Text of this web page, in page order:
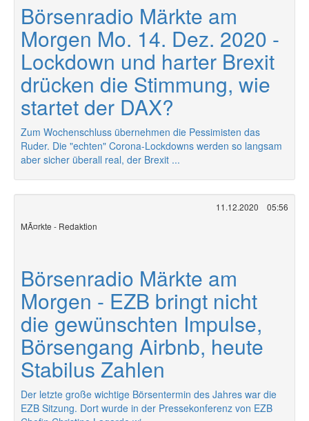
Börsenradio Märkte am
Morgen Mo. 14. Dez. 2020 -
Lockdown und harter Brexit
drücken die Stimmung, wie
startet der DAX?
Zum Wochenschluss übernehmen die Pessimisten das
Ruder. Die "echten" Corona-Lockdowns werden so langsam
aber sicher überall real, der Brexit ...
11.12.2020
05:56
MÃ¤rkte - Redaktion
Börsenradio Märkte am
Morgen - EZB bringt nicht
die gewünschten Impulse,
Börsengang Airbnb, heute
Stabilus Zahlen
Der letzte große wichtige Börsentermin des Jahres war die
EZB Sitzung. Dort wurde in der Pressekonferenz von EZB